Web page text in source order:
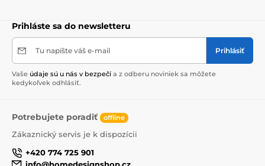
Prihláste sa do newsletteru
Tu napíšte váš e-mail Prihlásiť
Vaše údaje sú u nás v bezpečí a z odberu noviniek sa môžete
kedykoľvek odhlásiť.
Potrebujete poradiť offline
Zákaznický servis je k dispozícii
+420 774 725 901